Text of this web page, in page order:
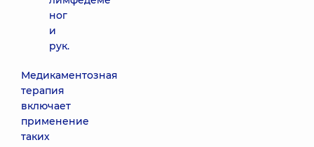
ног
и
рук.
Медикаментозная
терапия
включает
применение
таких